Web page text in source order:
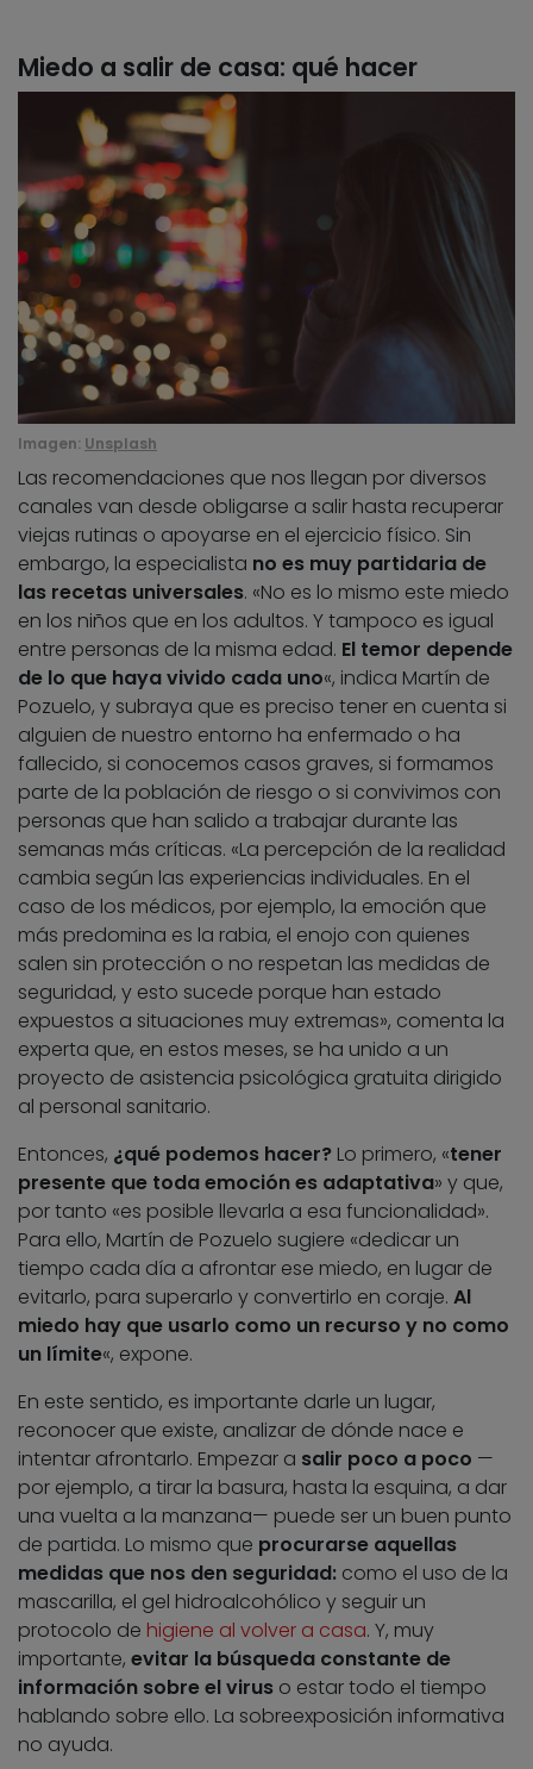
Miedo a salir de casa: qué hacer
Imagen: Unsplash
Las recomendaciones que nos llegan por diversos
canales van desde obligarse a salir hasta recuperar
viejas rutinas o apoyarse en el ejercicio físico. Sin
embargo, la especialista no es muy partidaria de
las recetas universales. «No es lo mismo este miedo
en los niños que en los adultos. Y tampoco es igual
entre personas de la misma edad. El temor depende
de lo que haya vivido cada uno«, indica Martín de
Pozuelo, y subraya que es preciso tener en cuenta si
alguien de nuestro entorno ha enfermado o ha
fallecido, si conocemos casos graves, si formamos
parte de la población de riesgo o si convivimos con
personas que han salido a trabajar durante las
semanas más críticas. «La percepción de la realidad
cambia según las experiencias individuales. En el
caso de los médicos, por ejemplo, la emoción que
más predomina es la rabia, el enojo con quienes
salen sin protección o no respetan las medidas de
seguridad, y esto sucede porque han estado
expuestos a situaciones muy extremas», comenta la
experta que, en estos meses, se ha unido a un
proyecto de asistencia psicológica gratuita dirigido
al personal sanitario.
Entonces, ¿qué podemos hacer? Lo primero, «tener
presente que toda emoción es adaptativa» y que,
por tanto «es posible llevarla a esa funcionalidad».
Para ello, Martín de Pozuelo sugiere «dedicar un
tiempo cada día a afrontar ese miedo, en lugar de
evitarlo, para superarlo y convertirlo en coraje. Al
miedo hay que usarlo como un recurso y no como
un límite«, expone.
En este sentido, es importante darle un lugar,
reconocer que existe, analizar de dónde nace e
intentar afrontarlo. Empezar a salir poco a poco —
por ejemplo, a tirar la basura, hasta la esquina, a dar
una vuelta a la manzana— puede ser un buen punto
de partida. Lo mismo que procurarse aquellas
medidas que nos den seguridad: como el uso de la
mascarilla, el gel hidroalcohólico y seguir un
protocolo de higiene al volver a casa. Y, muy
importante, evitar la búsqueda constante de
información sobre el virus o estar todo el tiempo
hablando sobre ello. La sobreexposición informativa
no ayuda.